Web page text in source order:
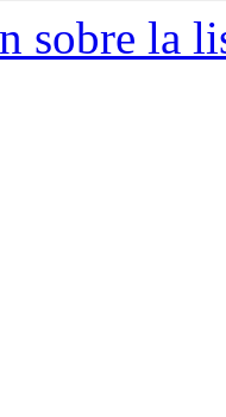
sobre la